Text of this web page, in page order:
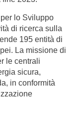
lo Sviluppo
di ricerca sulla
195 entità di
La missione di
le centrali
sicura,
in conformità